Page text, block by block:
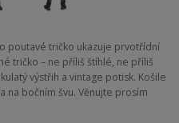
poutavé tričko ukazuje prvotřídní
tričko – ne příliš štíhlé, ne příliš
výstřih a vintage potisk. Košile
na bočním švu. Věnujte prosím